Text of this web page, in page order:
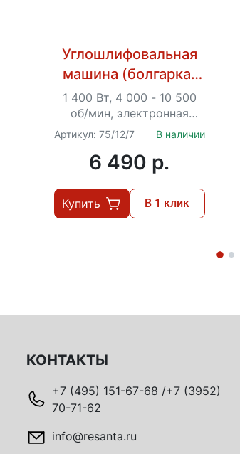
Углошлифовальная
машина (болгарка)
Ресанта
УШМ-150/1400Э
1 400 Вт, 4 000 - 10 500
об/мин, электронная
регулировка оборотов, Ø
диска - 150 мм, 2.7 кг
Артикул: 75/12/7 В наличии
6 490 p.
Купить В 1 клик
КОНТАКТЫ
+7 (495) 151-67-68 /+7 (3952)
70-71-62
info@resanta.ru